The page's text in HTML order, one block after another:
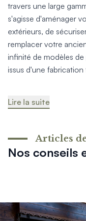
travers une large
s'agisse d'aménager
extérieurs, de
remplacer votre
infinité de modèles de
issus d'une fabrication
Lire la suite
Nos conseils
Articles